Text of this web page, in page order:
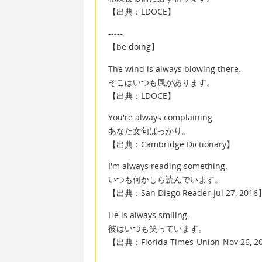
【出典：LDOCE】
-----
【be doing】
The wind is always blowing there.
そこはいつも風があります。
【出典：LDOCE】
You're always complaining.
あなた文句ばっかり。
【出典：Cambridge Dictionary】
I'm always reading something.
いつも何かしら読んでいます。
【出典：San Diego Reader-Jul 27, 2016】
He is always smiling.
彼はいつも笑っています。
【出典：Florida Times-Union-Nov 26,